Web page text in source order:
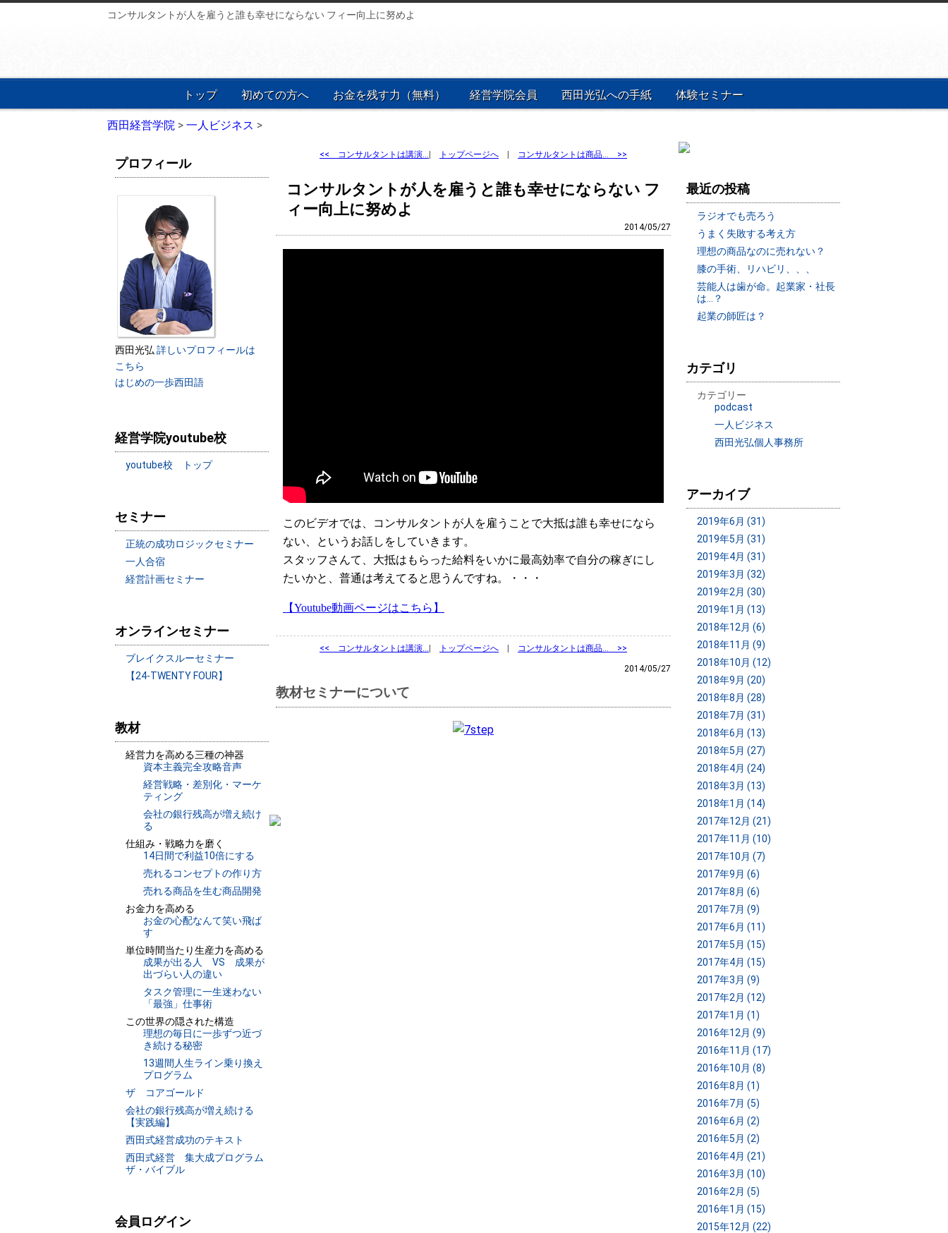
コンサルタントが人を雇うと誰も幸せにならない フィー向上に努めよ
トップ 初めての方へ お金を残す力（無料） 経営学院会員 西田光弘への手紙 体験セミナー
西田経営学院 > 一人ビジネス >
<< コンサルタントは講演… トップページへ コンサルタントは商品… >>
コンサルタントが人を雇うと誰も幸せにならない フ
ィー向上に努めよ
2014/05/27
このビデオでは、コンサルタントが人を雇うことで大抵は誰も幸せになら
ない、というお話しをしていきます。
スタッフさんて、大抵はもらった給料をいかに最高効率で自分の稼ぎにし
たいかと、普通は考えてると思うんですね。・・・
【Youtube動画ページはこちら】
<< コンサルタントは講演… | トップページへ | コンサルタントは商品… >>
2014/05/27
教材セミナーについて
プロフィール
西田光弘 詳しいプロフィールは
こちら
はじめの一歩西田語
経営学院youtube校
youtube校 トップ
セミナー
正統の成功ロジックセミナー
一人合宿
経営計画セミナー
オンラインセミナー
ブレイクスルーセミナー
【24-TWENTY FOUR】
教材
経営力を高める三種の神器
資本主義完全攻略音声
経営戦略・差別化・マーケ
ティング
会社の銀行残高が増え続け
る
仕組み・戦略力を磨く
14日間で利益10倍にする
売れるコンセプトの作り方
売れる商品を生む商品開発
お金力を高める
お金の心配なんて笑い飛ば
す
単位時間当たり生産力を高める
成果が出る人 VS 成果が
出づらい人の違い
タスク管理に一生迷わない
「最強」仕事術
この世界の隠された構造
理想の毎日に一歩ずつ近づ
き続ける秘密
13週間人生ライン乗り換え
プログラム
ザ コアゴールド
会社の銀行残高が増え続ける
【実践編】
西田式経営成功のテキスト
西田式経営 集大成プログラム
ザ・バイブル
会員ログイン
最近の投稿
ラジオでも売ろう
うまく失敗する考え方
理想の商品なのに売れない？
膝の手術、リハビリ、、、
芸能人は歯が命。起業家・社長
は…？
起業の師匠は？
カテゴリ
カテゴリー
podcast
一人ビジネス
西田光弘個人事務所
アーカイブ
2019年6月 (31)
2019年5月 (31)
2019年4月 (31)
2019年3月 (32)
2019年2月 (30)
2019年1月 (13)
2018年12月 (6)
2018年11月 (9)
2018年10月 (12)
2018年9月 (20)
2018年8月 (28)
2018年7月 (31)
2018年6月 (13)
2018年5月 (27)
2018年4月 (24)
2018年3月 (13)
2018年1月 (14)
2017年12月 (21)
2017年11月 (10)
2017年10月 (7)
2017年9月 (6)
2017年8月 (6)
2017年7月 (9)
2017年6月 (11)
2017年5月 (15)
2017年4月 (15)
2017年3月 (9)
2017年2月 (12)
2017年1月 (1)
2016年12月 (9)
2016年11月 (17)
2016年10月 (8)
2016年8月 (1)
2016年7月 (5)
2016年6月 (2)
2016年5月 (2)
2016年4月 (21)
2016年3月 (10)
2016年2月 (5)
2016年1月 (15)
2015年12月 (22)